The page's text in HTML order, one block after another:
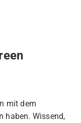
mit dem
haben. Wissend,